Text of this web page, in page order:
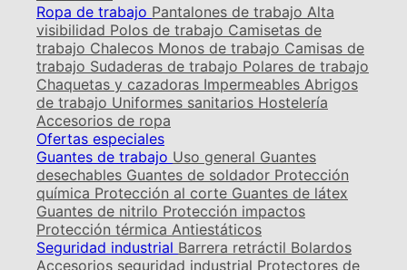
Ropa de trabajo Pantalones de trabajo Alta
visibilidad Polos de trabajo Camisetas de
trabajo Chalecos Monos de trabajo Camisas de
trabajo Sudaderas de trabajo Polares de trabajo
Chaquetas y cazadoras Impermeables Abrigos
de trabajo Uniformes sanitarios Hostelería
Accesorios de ropa
Ofertas especiales
Guantes de trabajo Uso general Guantes
desechables Guantes de soldador Protección
química Protección al corte Guantes de látex
Guantes de nitrilo Protección impactos
Protección térmica Antiestáticos
Seguridad industrial Barrera retráctil Bolardos
Accesorios seguridad industrial Protectores de